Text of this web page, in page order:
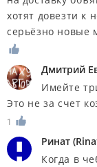
хотят довезти к
серьёзно новые
Дмитрий
Имейте
Это не за счет
1
Ринат (
Когда в